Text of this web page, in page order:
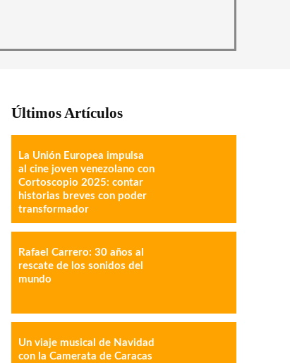
Últimos Artículos
La Unión Europea impulsa
al cine joven venezolano con
Cortoscopio 2025: contar
historias breves con poder
transformador
Rafael Carrero: 30 años al
rescate de los sonidos del
mundo
Un viaje musical de Navidad
con la Camerata de Caracas